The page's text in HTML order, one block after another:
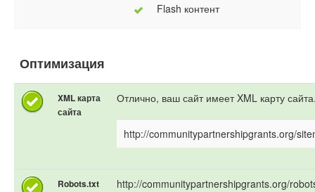
Flash контент
Оптимизация
XML карта
сайта
Отлично, ваш сайт имеет XML карту
http://communitypartnershipgrants.org/
Robots.txt
http://communitypartnershipgrants.org/